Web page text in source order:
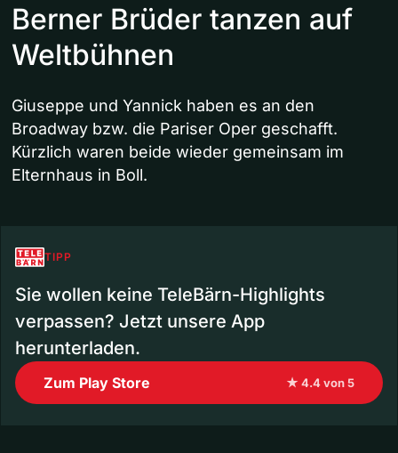
Berner Brüder tanzen auf
Weltbühnen
Giuseppe und Yannick haben es an den
Broadway bzw. die Pariser Oper geschafft.
Kürzlich waren beide wieder gemeinsam im
Elternhaus in Boll.
TIPP
Sie wollen keine TeleBärn-Highlights
verpassen? Jetzt unsere App
herunterladen.
Zum Play Store ★ 4.4 von 5